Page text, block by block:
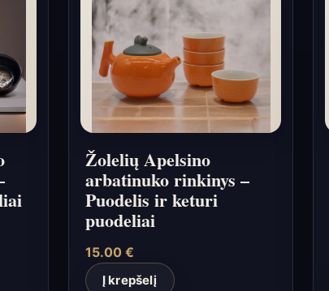
Žolelių Apelsino
arbatinuko rinkinys –
Puodelis ir keturi
puodeliai
15.00 €
Į krepšelį